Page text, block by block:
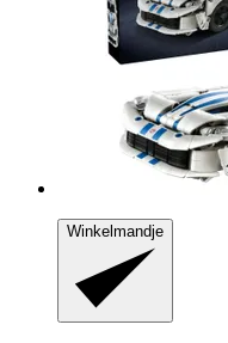
Winkelmandje